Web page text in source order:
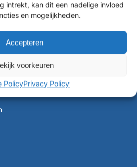
intrekt, kan dit een nadelige invloed
en mogelijkheden.
Accepteren
voorkeuren
PolicyPrivacy Policy